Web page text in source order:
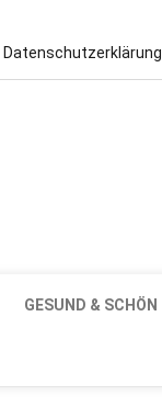
Datenschutzerklärung
GESUND & SCHÖN